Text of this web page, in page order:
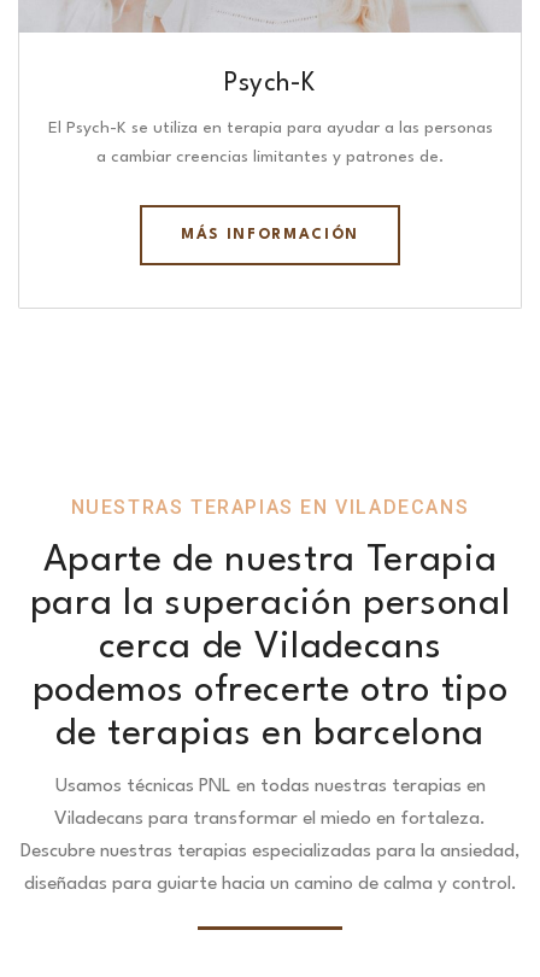
Psych-K
El Psych-K se utiliza en terapia para ayudar a las personas
a cambiar creencias limitantes y patrones de.
MÁS INFORMACIÓN
NUESTRAS TERAPIAS EN VILADECANS
Aparte de nuestra Terapia
para la superación personal
cerca de Viladecans
podemos ofrecerte otro tipo
de terapias en barcelona
Usamos técnicas PNL en todas nuestras terapias en
Viladecans para transformar el miedo en fortaleza.
Descubre nuestras terapias especializadas para la ansiedad,
diseñadas para guiarte hacia un camino de calma y control.